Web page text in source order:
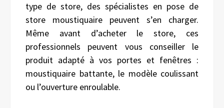
type de store, des spécialistes en pose de
store moustiquaire peuvent s’en charger.
Même avant d’acheter le store, ces
professionnels peuvent vous conseiller le
produit adapté à vos portes et fenêtres :
moustiquaire battante, le modèle coulissant
ou l’ouverture enroulable.